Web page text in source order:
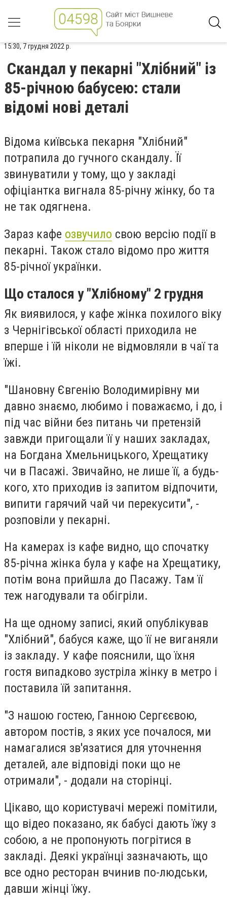
15:30, 7 грудня 2022 р.
Скандал у пекарні "Хлібний" із
85-річною бабусею: стали
відомі нові деталі
Відома київська пекарня "Хлібний"
потрапила до гучного скандалу. Її
звинуватили у тому, що у закладі
офіціантка вигнала 85-річну жінку, бо та
не так одягнена.
Зараз кафе озвучило свою версію події в
пекарні. Також стало відомо про життя
85-річної українки.
Що сталося у "Хлібному" 2 грудня
Як виявилося, у кафе жінка похилого віку
з Чернігівської області приходила не
вперше і їй ніколи не відмовляли в чаї та
їжі.
"Шановну Євгенію Володимирівну ми
давно знаємо, любимо і поважаємо, і до, і
під час війни без питань чи претензій
завжди пригощали її у наших закладах,
на Богдана Хмельницького, Хрещатику
чи в Пасажі. Звичайно, не лише її, а будь-
кого, хто приходив із запитом відпочити,
випити гарячий чай чи перекусити", -
розповіли у пекарні.
На камерах із кафе видно, що спочатку
85-річна жінка була у кафе на Хрещатику,
потім вона прийшла до Пасажу. Там її
теж нагодували та обігріли.
На ще одному записі, який опублікував
"Хлібний", бабуся каже, що її не виганяли
із закладу. У кафе пояснили, що їхня
гостя випадково зустріла жінку в метро і
поставила їй запитання.
"З нашою гостею, Ганною Сергєєвою,
автором постів, з яких усе почалося, ми
намагалися зв'язатися для уточнення
деталей, але відповіді поки що не
отримали", - додали на сторінці.
Цікаво, що користувачі мережі помітили,
що відео показано, як бабусі дають їжу з
собою, а не пропонують погрітися в
закладі. Деякі українці зазначають, що
все одно ресторан вчинив по-людськи,
давши жінці їжу.